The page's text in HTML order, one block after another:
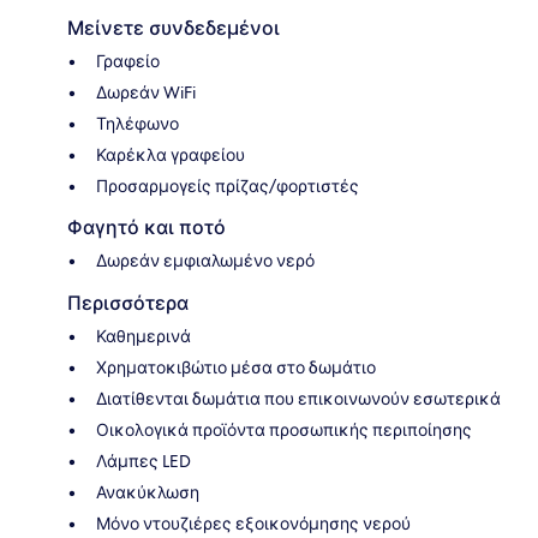
Μείνετε συνδεδεμένοι
Γραφείο
Δωρεάν WiFi
Τηλέφωνο
Καρέκλα γραφείου
Προσαρμογείς πρίζας/φορτιστές
Φαγητό και ποτό
Δωρεάν εμφιαλωμένο νερό
Περισσότερα
Καθημερινά
Χρηματοκιβώτιο μέσα στο δωμάτιο
Διατίθενται δωμάτια που επικοινωνούν εσωτερικά
Οικολογικά προϊόντα προσωπικής περιποίησης
Λάμπες LED
Ανακύκλωση
Μόνο ντουζιέρες εξοικονόμησης νερού